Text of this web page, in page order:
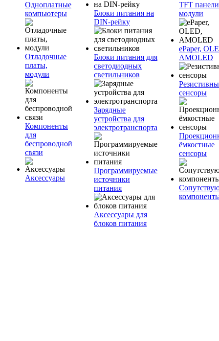
Одноплатные
компьютеры
Отладочные
платы,
модули
Компоненты
для
беспроводной
связи
Аксессуары
Блоки питания на
DIN-рейку
Блоки питания для
светодиодных
светильников
Зарядные
устройства для
электротранспорта
Программируемые
источники
питания
Аксессуары для
блоков питания
TFT
модули
ePaper,
AMOLED
сенсоры
ёмкостные
сенсоры